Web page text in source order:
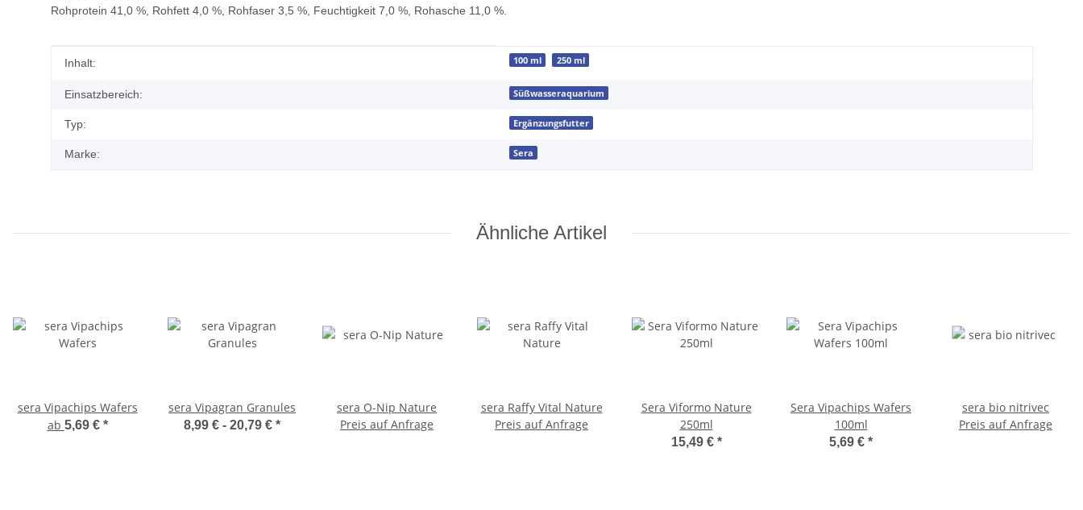
Rohprotein 41,0 %, Rohfett 4,0 %, Rohfaser 3,5 %, Feuchtigkeit 7,0 %, Rohasche 11,0 %.
Produkteigenschaft
Wert
Inhalt: 100 ml 250 ml
Einsatzbereich: Süßwasseraquarium
Typ: Ergänzungsfutter
Marke: Sera
Ähnliche Artikel
sera Vipachips Wafers
ab 5,69 € *
sera Vipagran Granules
8,99 € - 20,79 € *
sera O-Nip Nature
Preis auf Anfrage
sera Raffy Vital Nature
Preis auf Anfrage
Sera Viformo Nature
250ml
15,49 € *
Sera Vipachips Wafers
100ml
5,69 € *
sera bio nitrivec
Preis auf Anfrage